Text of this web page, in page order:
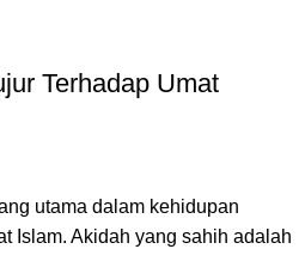
Terhadap Umat
utama dalam kehidupan
Islam. Akidah yang sahih adalah